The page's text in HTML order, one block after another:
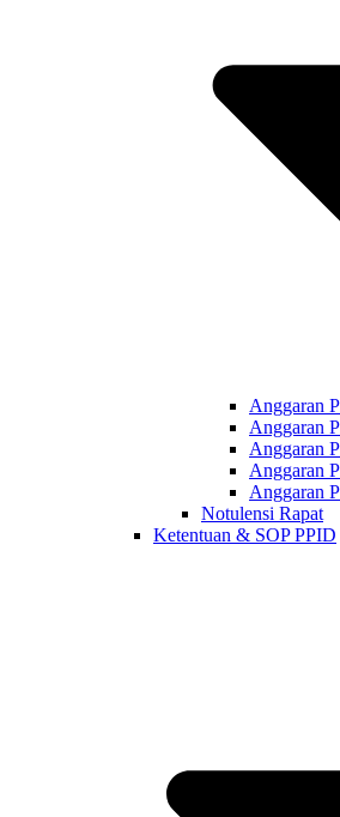
Anggaran
Anggaran
Anggaran
Anggaran
Anggaran
Notulensi Rapat
Ketentuan & SOP PPID